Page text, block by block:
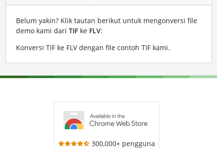
Belum yakin? Klik tautan berikut untuk mengonversi file
demo kami dari TIFke FLV:
Konversi TIF ke FLV dengan file contoh TIF kami.
300,000+ pengguna